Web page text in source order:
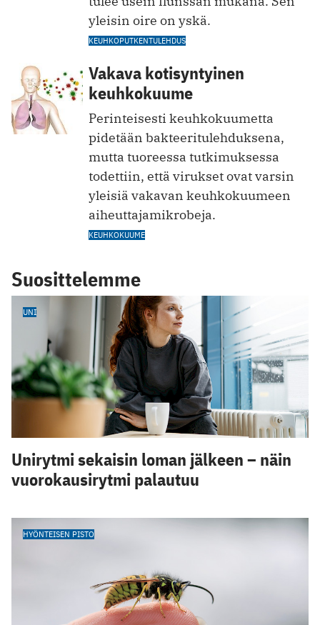
yleisin oire on yskä.
KEUHKOPUTKENTULEHDUS
Vakava kotisyntyinen
keuhkokuume
Perinteisesti keuhkokuumetta
pidetään bakteeritulehduksena,
mutta tuoreessa tutkimuksessa
todettiin, että virukset ovat varsin
yleisiä vakavan keuhkokuumeen
aiheuttajamikrobeja.
KEUHKOKUUME
Suosittelemme
UNI
Unirytmi sekaisin loman jälkeen – näin
vuorokausirytmi palautuu
HYÖNTEISEN PISTO